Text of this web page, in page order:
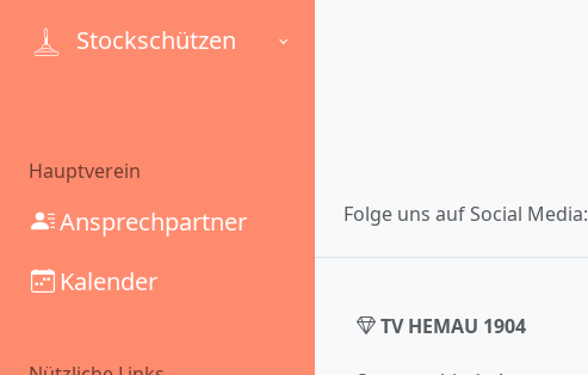
Stockschützen
Hauptverein
Ansprechpartner
Kalender
Folge uns auf Social Media:
TV HEMAU 1904